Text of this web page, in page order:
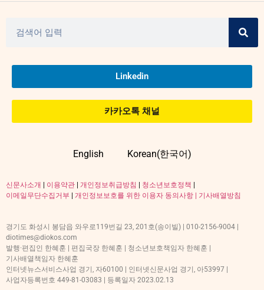
Linkedin
카카오톡 채널
English Korean(한국어)
신문사소개 이용약관 개인정보취급방침 청소년보호정책
이메일무단수집거부
개인정보보호를 위한 이용자 동의사항 | 기사배열방침
경기도 화성시 봉담읍 와우로119번길 23, 201호(송이빌) | 010-2156-9004 |
diotimes@diokos.com
발행·편집인 한혜훈 | 편집국장 한혜훈 | 청소년보호책임자 한혜훈 |
기사배열책임자 한혜훈
인터넷뉴스서비스사업 경기, 자60100 | 인터넷신문사업 경기, 아53997 |
사업자등록번호 449-81-03083 | 등록일자 2023.02.13